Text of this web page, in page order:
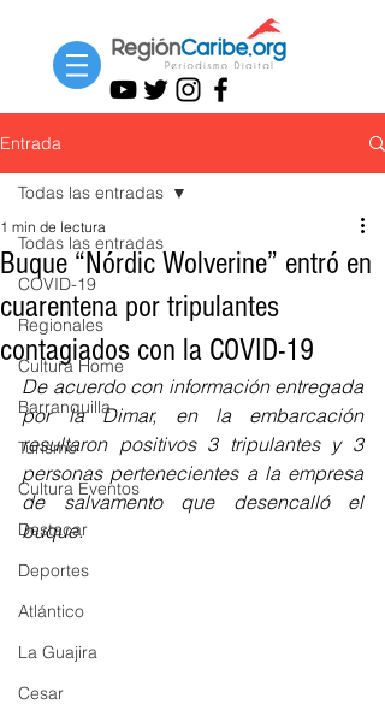
Entrada
Todas las entradas
COVID-19
Regionales
Cultura Home
Barranquilla
Turismo
Cultura Eventos
Destacar
Deportes
Atlántico
La Guajira
Cesar
Todas las entradas
Buque “Nórdic Wolverine” entró en
cuarentena por tripulantes
contagiados con la COVID-19
1 min de lectura
De acuerdo con información entregada
por la Dimar, en la embarcación
resultaron positivos 3 tripulantes y 3
personas pertenecientes a la empresa
de salvamento que desencalló el
buque.